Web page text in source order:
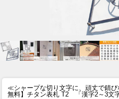
≪シャープな切り文字に、頑丈で錆
無料】チタン表札 T2 「漢字2～3文